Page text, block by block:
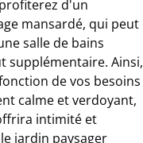
d'un
mansardé, qui peut
salle de bains
supplémentaire. Ainsi,
de vos besoins
calme et verdoyant,
intimité et
jardin paysager